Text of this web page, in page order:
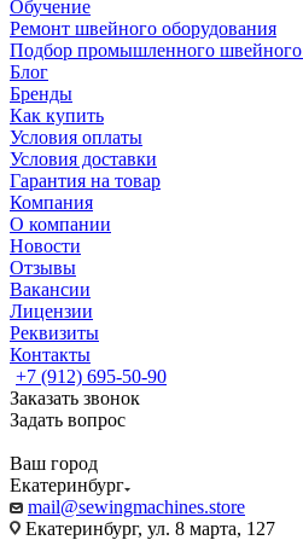
Обучение
Ремонт швейного оборудования
Подбор промышленного швейного
Блог
Бренды
Как купить
Условия оплаты
Условия доставки
Гарантия на товар
Компания
О компании
Новости
Отзывы
Вакансии
Лицензии
Реквизиты
Контакты
+7 (912) 695-50-90
Заказать звонок
Задать вопрос
Ваш город
Екатеринбург
mail@sewingmachines.store
Екатеринбург, ул. 8 марта, 127